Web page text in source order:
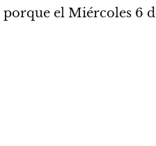
porque el Miércoles 6